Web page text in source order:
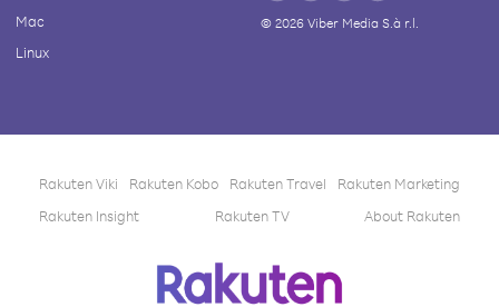
Mac
Linux
© 2026Viber Media S.à r.l.
Rakuten Viki Rakuten Kobo Rakuten Travel
Rakuten Marketing
Rakuten Insight
Rakuten TV About Rakuten